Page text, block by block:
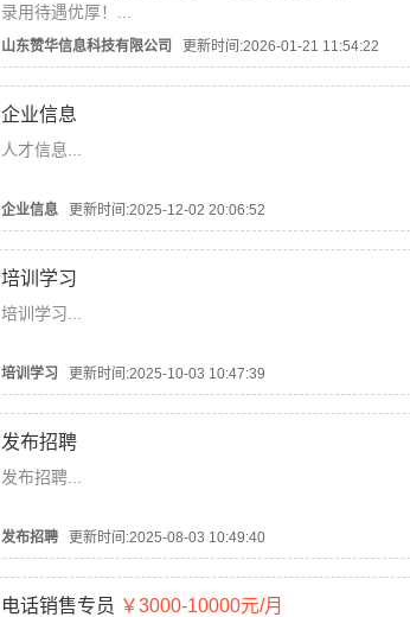
录用待遇优厚！...
山东赞华信息科技有限公司 更新时间:2026-01-21 11:54:22
企业信息
人才信息...
企业信息更新时间:2025-12-02 20:06:52
培训学习
培训学习...
培训学习 更新时间:2025-10-03 10:47:39
发布招聘
发布招聘...
发布招聘更新时间:2025-08-03 10:49:40
电话销售专员 ￥3000-10000元/月